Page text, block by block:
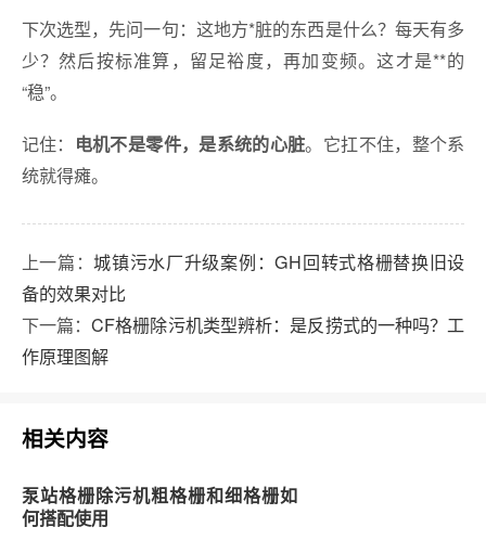
下次选型，先问一句：这地方*脏的东西是什么？每天有多
少？然后按标准算，留足裕度，再加变频。这才是**的
“稳”。
记住： 电机不是零件，是系统的心脏。它扛不住，整个系
统就得瘫。
上一篇：城镇污水厂升级案例：GH回转式格栅替换旧设
备的效果对比
下一篇：CF格栅除污机类型辨析：是反捞式的一种吗？工
作原理图解
相关内容
泵站格栅除污机粗格栅和细格栅如
何搭配使用